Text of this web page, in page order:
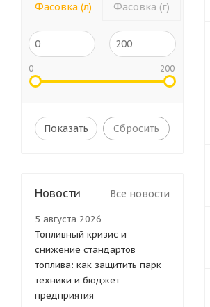
ЕРМАК
GRASS
НТВК
BiBiCare
Фасовка (л)
0 200
Фасовка (г)
Сбросить
Новости Все новости
5 августа 2026
Топливный кризис и
снижение стандартов
топлива: как защитить парк
техники и бюджет
предприятия